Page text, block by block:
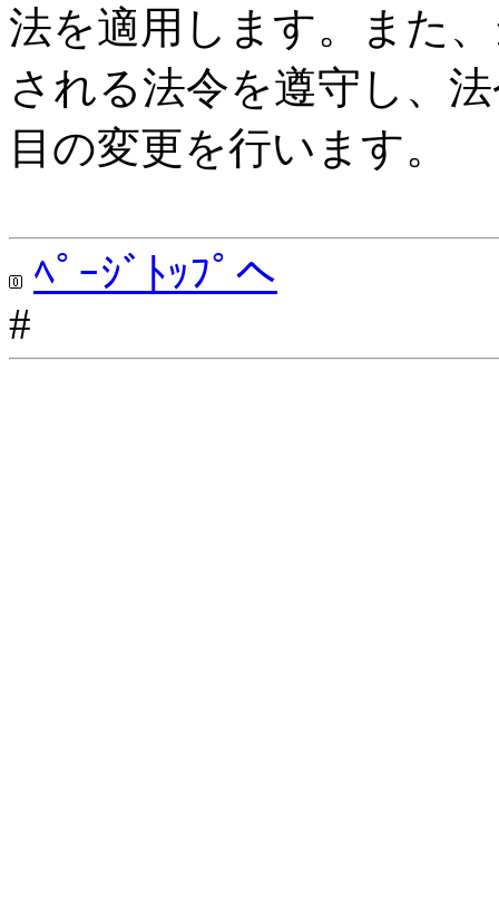
法を適用します。また
される法令を遵守し、
目の変更を行います。
ﾍﾟｰｼﾞﾄｯﾌﾟへ
#